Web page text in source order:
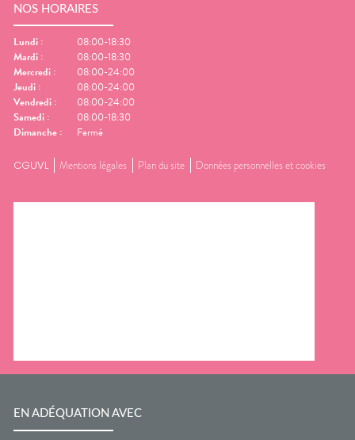
NOS HORAIRES
Lundi :
08:00-18:30
Mardi :
08:00-18:30
Mercredi :
08:00-24:00
Jeudi :
08:00-24:00
Vendredi :
08:00-24:00
Samedi :
08:00-18:30
Dimanche : Fermé
CGUVL Mentions légales Plan du site Données personnelles et cookies
EN ADÉQUATION AVEC